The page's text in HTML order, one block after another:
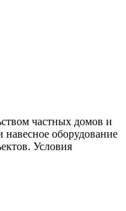
частных домов и
навесное оборудование
Условия